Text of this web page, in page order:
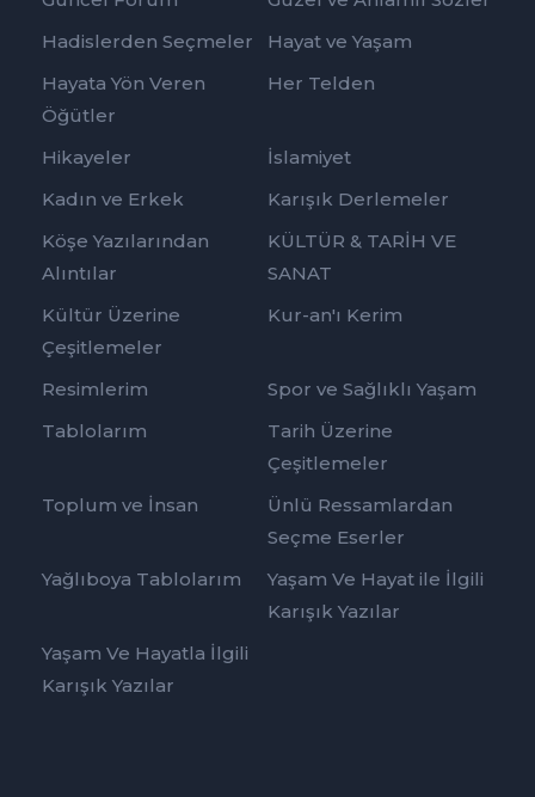
Hadislerden Seçmeler
Hayat ve Yaşam
Hayata Yön Veren
Öğütler
Her Telden
Hikayeler
İslamiyet
Kadın ve Erkek
Karışık Derlemeler
Köşe Yazılarından
Alıntılar
KÜLTÜR & TARİH VE
SANAT
Kültür Üzerine
Çeşitlemeler
Kur-an'ı Kerim
Resimlerim
Spor ve Sağlıklı Yaşam
Tablolarım
Tarih Üzerine
Çeşitlemeler
Toplum ve İnsan
Ünlü Ressamlardan
Seçme Eserler
Yağlıboya Tablolarım
Yaşam Ve Hayat ile İlgili
Karışık Yazılar
Yaşam Ve Hayatla İlgili
Karışık Yazılar